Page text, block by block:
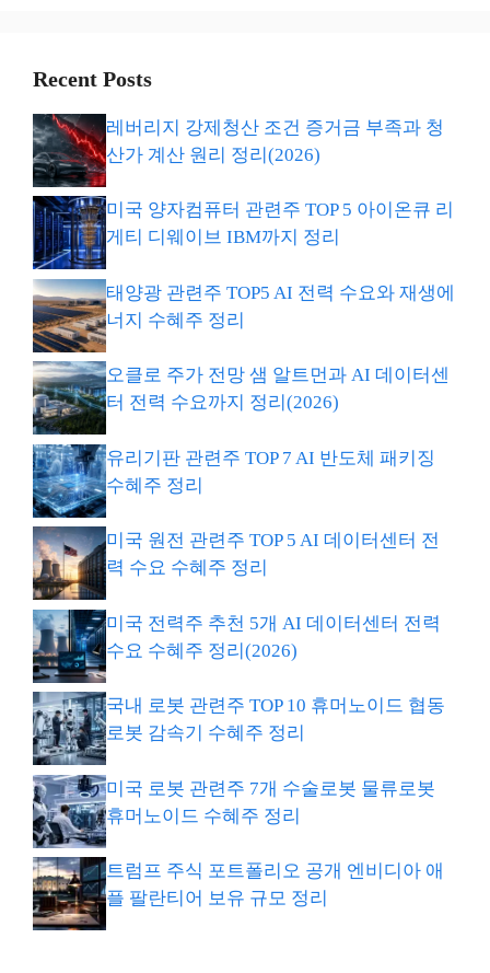
Recent Posts
레버리지 강제청산 조건 증거금 부족과 청
산가 계산 원리 정리(2026)
미국 양자컴퓨터 관련주 TOP 5 아이온큐 리
게티 디웨이브 IBM까지 정리
태양광 관련주 TOP5 AI 전력 수요와 재생에
너지 수혜주 정리
오클로 주가 전망 샘 알트먼과 AI 데이터센
터 전력 수요까지 정리(2026)
유리기판 관련주 TOP 7 AI 반도체 패키징
수혜주 정리
미국 원전 관련주 TOP 5 AI 데이터센터 전
력 수요 수혜주 정리
미국 전력주 추천 5개 AI 데이터센터 전력
수요 수혜주 정리(2026)
국내 로봇 관련주 TOP 10 휴머노이드 협동
로봇 감속기 수혜주 정리
미국 로봇 관련주 7개 수술로봇 물류로봇
휴머노이드 수혜주 정리
트럼프 주식 포트폴리오 공개 엔비디아 애
플 팔란티어 보유 규모 정리